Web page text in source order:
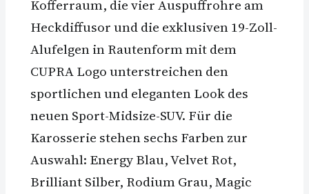
Kofferraum, die vier Auspuffrohre am
Heckdiffusor und die exklusiven 19-Zoll-
Alufelgen in Rautenform mit dem
CUPRA Logo unterstreichen den
sportlichen und eleganten Look des
neuen Sport-Midsize-SUV. Für die
Karosserie stehen sechs Farben zur
Auswahl: Energy Blau, Velvet Rot,
Brilliant Silber, Rodium Grau, Magic